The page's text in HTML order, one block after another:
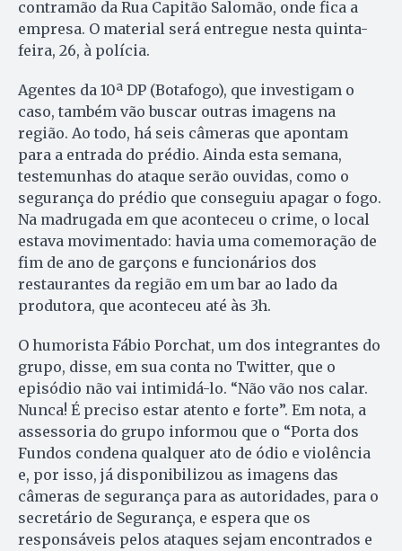
contramão da Rua Capitão Salomão, onde fica a
empresa. O material será entregue nesta quinta-
feira, 26, à polícia.
Agentes da 10ª DP (Botafogo), que investigam o
caso, também vão buscar outras imagens na
região. Ao todo, há seis câmeras que apontam
para a entrada do prédio. Ainda esta semana,
testemunhas do ataque serão ouvidas, como o
segurança do prédio que conseguiu apagar o fogo.
Na madrugada em que aconteceu o crime, o local
estava movimentado: havia uma comemoração de
fim de ano de garçons e funcionários dos
restaurantes da região em um bar ao lado da
produtora, que aconteceu até às 3h.
O humorista Fábio Porchat, um dos integrantes do
grupo, disse, em sua conta no Twitter, que o
episódio não vai intimidá-lo. “Não vão nos calar.
Nunca! É preciso estar atento e forte”. Em nota, a
assessoria do grupo informou que o “Porta dos
Fundos condena qualquer ato de ódio e violência
e, por isso, já disponibilizou as imagens das
câmeras de segurança para as autoridades, para o
secretário de Segurança, e espera que os
responsáveis pelos ataques sejam encontrados e